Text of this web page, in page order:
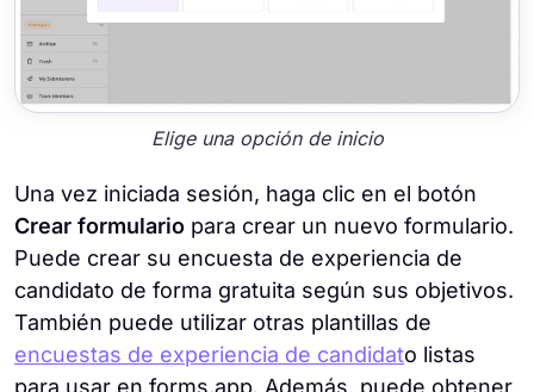
Elige una opción de inicio
Una vez iniciada sesión, haga clic en el botón
Crear formulario para crear un nuevo formulario.
Puede crear su encuesta de experiencia de
candidato de forma gratuita según sus objetivos.
También puede utilizar otras plantillas de
encuestas de experiencia de candidato listas